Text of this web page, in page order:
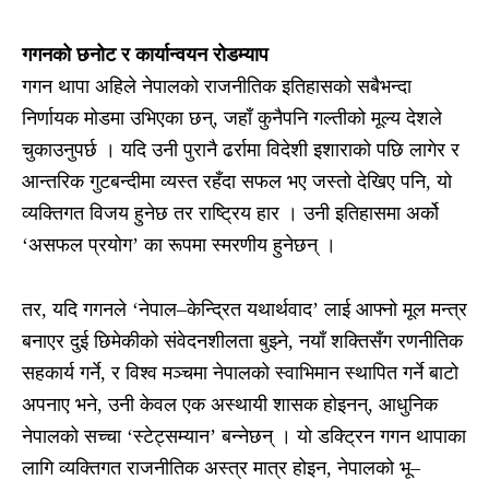
गगनको छनोट र कार्यान्वयन रोडम्याप
गगन थापा अहिले नेपालको राजनीतिक इतिहासको सबैभन्दा
निर्णायक मोडमा उभिएका छन्, जहाँ कुनैपनि गल्तीको मूल्य देशले
चुकाउनुपर्छ । यदि उनी पुरानै ढर्रामा विदेशी इशाराको पछि लागेर र
आन्तरिक गुटबन्दीमा व्यस्त रहँदा सफल भए जस्तो देखिए पनि, यो
व्यक्तिगत विजय हुनेछ तर राष्ट्रिय हार । उनी इतिहासमा अर्को
‘असफल प्रयोग’ का रूपमा स्मरणीय हुनेछन् ।
तर, यदि गगनले ‘नेपाल–केन्द्रित यथार्थवाद’ लाई आफ्नो मूल मन्त्र
बनाएर दुई छिमेकीको संवेदनशीलता बुझ्ने, नयाँ शक्तिसँग रणनीतिक
सहकार्य गर्ने, र विश्व मञ्चमा नेपालको स्वाभिमान स्थापित गर्ने बाटो
अपनाए भने, उनी केवल एक अस्थायी शासक होइनन्, आधुनिक
नेपालको सच्चा ‘स्टेट्सम्यान’ बन्नेछन् । यो डक्ट्रिन गगन थापाका
लागि व्यक्तिगत राजनीतिक अस्त्र मात्र होइन, नेपालको भू–